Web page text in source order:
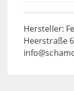
Hersteller:
Heerstraße